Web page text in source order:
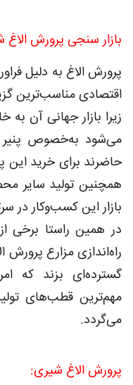
بازار سنجی پرورش
پرورش الاغ به دلیل
اقتصادی مناسب‌ترین
زیرا بازار جهانی آن به
می‌شود به‌خصوص پنیر
حاضرند برای خرید این
همچنین تولید سایر
بازار این کسب‌وکار در
در همین راستا برخی
راه‌اندازی مزارع
گسترده‌ای بزند که
مهم‌ترین قطب‌های
می‌گردد.
پرورش الاغ شیری: